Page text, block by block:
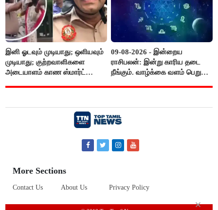
இனி ஓடவும் முடியாது; ஒளியவும்
முடியாது; குற்றவாளிகளை
அடையாளம் காண ஸ்மார்ட்
09-08-2026 - இன்றைய
ராசிபலன்: இன்று காரிய தடை
நீங்கும். வாழ்க்கை வளம் பெறும்.
More Sections
Contact Us About Us Privacy Policy